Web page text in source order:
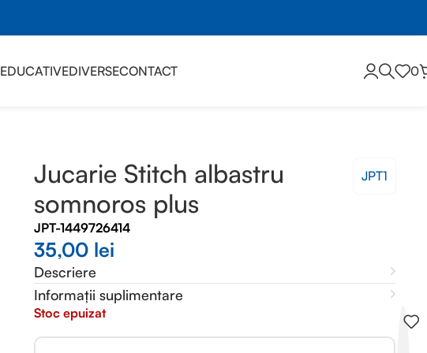
EDUCATIVEDIVERSECONTACT
0
Jucarie Stitch albastru
somnoros plus
JPT1
JPT-1449726414
35,00 lei
Descriere
Informații suplimentare
Stoc epuizat